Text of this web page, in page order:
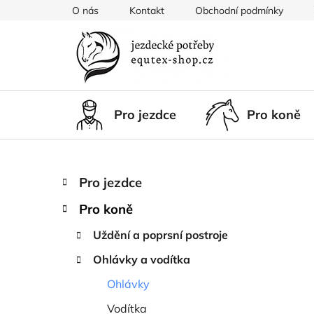
O nás Kontakt Obchodní podmínky
Pro jezdce Pro koně
P
s
Přeskočit
kategorie
K
a
Pro jezdce
Pro koně
Uždění a poprsní postroje
Ohlávky a vodítka
Ohlávky
Vodítka